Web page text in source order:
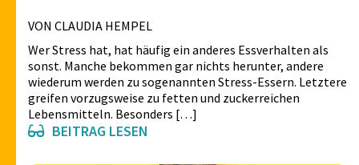
VON CLAUDIA HEMPEL
Wer Stress hat, hat häufig ein anderes Essverhalten als
sonst. Manche bekommen gar nichts herunter, andere
wiederum werden zu sogenannten Stress-Essern. Letztere
greifen vorzugsweise zu fetten und zuckerreichen
Lebensmitteln. Besonders […]
BEITRAG LESEN